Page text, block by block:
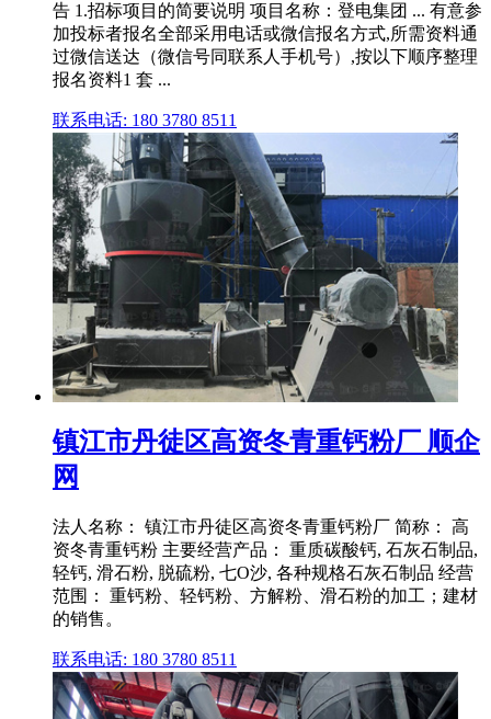
告 1.招标项目的简要说明 项目名称：登电集团 ... 有意参
加投标者报名全部采用电话或微信报名方式,所需资料通
过微信送达（微信号同联系人手机号）,按以下顺序整理
报名资料1 套 ...
联系电话: 180 3780 8511
镇江市丹徒区高资冬青重钙粉厂 顺企
网
法人名称： 镇江市丹徒区高资冬青重钙粉厂 简称： 高
资冬青重钙粉 主要经营产品： 重质碳酸钙, 石灰石制品,
轻钙, 滑石粉, 脱硫粉, 七O沙, 各种规格石灰石制品 经营
范围： 重钙粉、轻钙粉、方解粉、滑石粉的加工；建材
的销售。
联系电话: 180 3780 8511